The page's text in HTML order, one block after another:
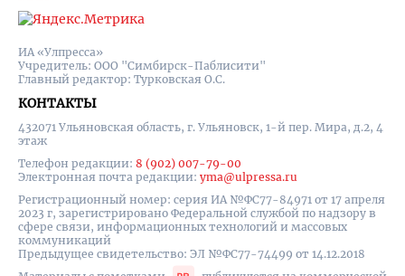
ИА «Улпресса»
Учредитель: ООО "Симбирск-Паблисити"
Главный редактор: Турковская О.С.
КОНТАКТЫ
432071 Ульяновская область, г. Ульяновск, 1-й пер. Мира, д.2, 4
этаж
Телефон редакции: 8 (902) 007-79-00
Электронная почта редакции: yma@ulpressa.ru
Регистрационный номер: серия ИА №ФС77-84971 от 17 апреля
2023 г, зарегистрировано Федеральной службой по надзору в
сфере связи, информационных технологий и массовых
коммуникаций
Предыдущее свидетельство: ЭЛ №ФС77-74499 от 14.12.2018